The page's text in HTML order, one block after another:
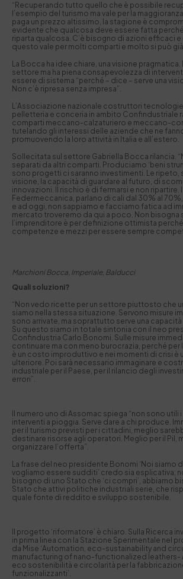
“Recuperando tutto quello che è possibile
l’esempio del turismo ma vale per la
paga un prezzo altissimo, la stagione è
evidente che qualcosa deve essere fatta
riparta qualcosa. C’è bisogno di azioni efficaci
questo vale per molti comparti e molto si può già
La Bocca ha idee chiare, una visione pragmatica.
settore ma ha piena consapevolezza di
essere di sistema “perché – dice – serve una
Non c’è ripresa senza impresa”.
L’Associazione nazionale costruttori
pelletteria e conceria in ambito Confindustriale
comparti meccano-calzaturiero e meccano-
tutelando gli interessi delle aziende che ne
promuovendo la loro attività in Italia e all’estero.
Sollecitata sul settore Gabriella Bocca rilancia.
separati da altri comparti. Produciamo ‘beni
sono progetti ci saranno investimenti. Le ripeto,
visione, la capacità di guardare al futuro, di
innovazioni. Il rischio è di fermarsi e non ripartire.
Federmeccanica, parlano di cali dal 30% al
e ad oggi, non sappiamo e facciamo fatica ad
mercato troveremo da qui a poco. Non bisogna
l’imprenditore è per definizione ottimista
competenze e mezzi per essere sempre
Marchioni Bocca, Imperiale, Balducci
Quali soluzioni?
“Non vedo ricette per un settore piuttosto che
siamo nella stessa situazione. Servono misure
sono arrivate, ma soprattutto serve una
Su questo siamo in totale sintonia con il neo
Confindustria Carlo Bonomi. Sulle misure
continuare ma con meno burocrazia, perché per
è un costo improduttivo e nei momenti di crisi è
ulteriore. Poi sarà necessario immaginare e
industriale per il Paese, per il rilancio degli
errori”.
Il numero uno di Assomac spiega “non sono utili
interventi a pioggia. Serve dare a chi produce.
per il turismo previsti per i cittadini, meglio
destinare risorse agli operatori. Meglio per il Pil,
organizzare l’offerta”.
La frase del neo presidente Bonomi ‘Noi siamo
vogliamo essere sudditi’ credo sia esplicativa;
bisogno di uno Stato che ‘ci compri’, abbiamo
Stato che attivi politiche industriali serie, che
quale fonte di reddito e sviluppo sostenibile.
Il progetto ‘riformatore’ è chiaro. Sulla Ricerca
in prima linea con la Stazione Sperimentale nel
da Mise ‘Automation, eco-sustainability and
manufacturing of nano-functionalized leathers-
eco sostenibilità e circolarità per la
funzionalizzanti’.